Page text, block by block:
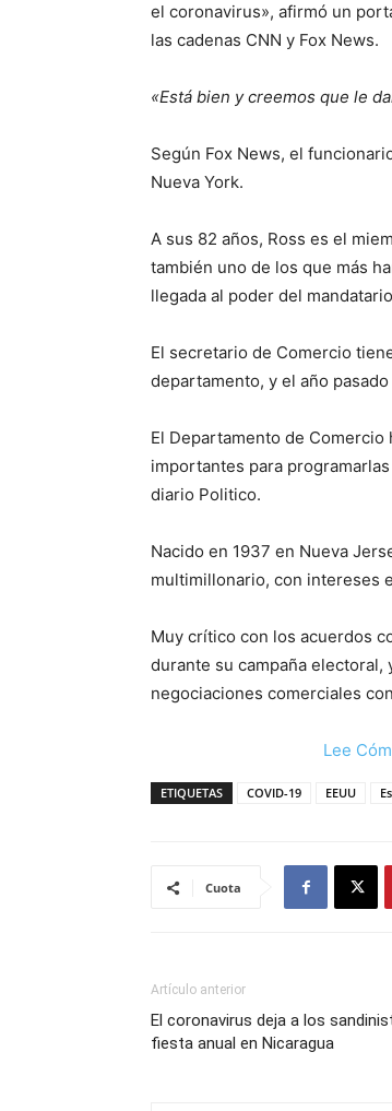
el coronavirus», afirmó un
las cadenas CNN y Fox News.
«Está bien y creemos que le
Según Fox News, el
Nueva York.
A sus 82 años, Ross es el
también uno de los que más
llegada al poder del
El secretario de Comercio
departamento, y el año
El Departamento de
importantes para
diario Politico.
Nacido en 1937 en Nueva
multimillonario, con intereses
Muy crítico con los acuerdos
durante su campaña
negociaciones comerciales
Lee
ETIQUETAS COVID-19 EEUU
Cuota
Artículo anterior
El coronavirus deja a los
fiesta anual en Nicaragua